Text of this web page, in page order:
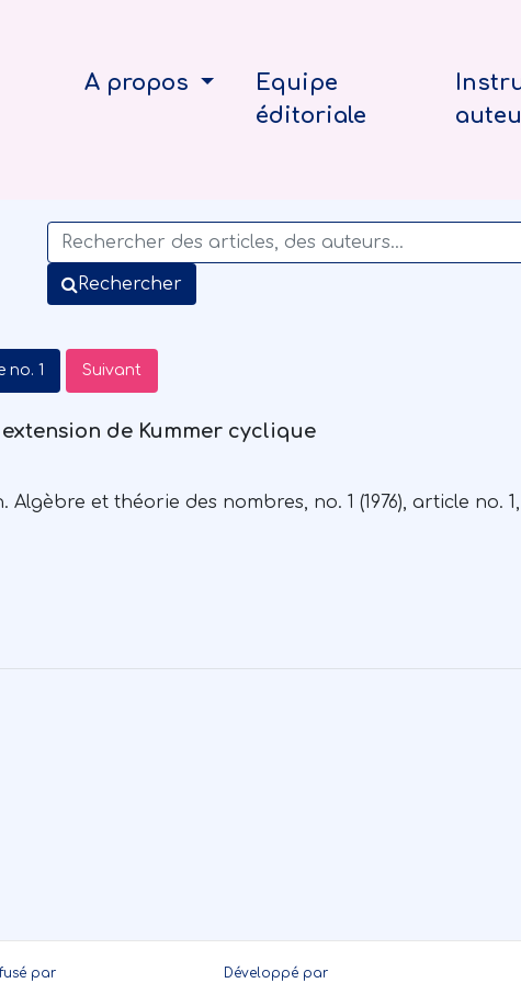
A propos
Equipe
éditoriale
Rechercher
no. 1 Suivant
de Kummer cyclique
et théorie des nombres, no. 1 (1976), article no.
par Développé par